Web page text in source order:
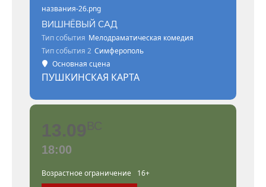
названия-26.png
ВИШНЁВЫЙ САД
Тип события Мелодраматическая комедия
Тип события 2 Симферополь
Основная сцена
ПУШКИНСКАЯ КАРТА
13.09ВС
18:00
Возрастное ограничение 16+